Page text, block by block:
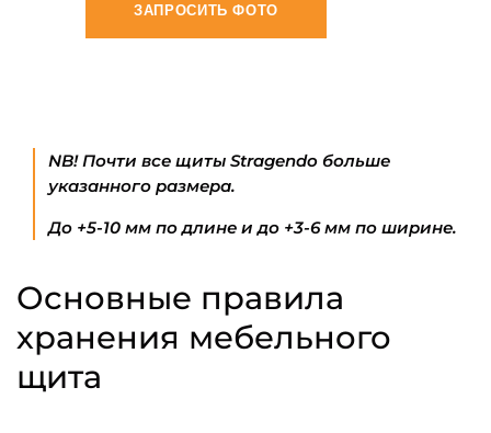
ЗАПРОСИТЬ ФОТО
NB! Почти все щиты Stragendo больше
указанного размера.
До +5-10 мм по длине и до +3-6 мм по ширине.
Основные правила
хранения мебельного
щита